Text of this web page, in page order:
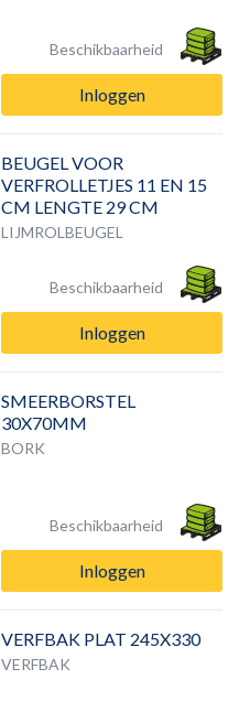
Beschikbaarheid
Inloggen
BEUGEL VOOR
VERFROLLETJES 11 EN 15
CM LENGTE 29 CM
LIJMROLBEUGEL
Beschikbaarheid
Inloggen
SMEERBORSTEL
30X70MM
BORK
Beschikbaarheid
Inloggen
VERFBAK PLAT 245X330
VERFBAK